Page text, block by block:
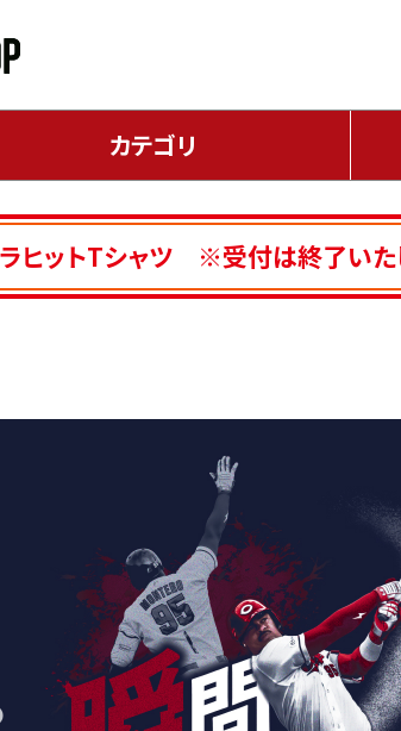
カテゴリ
ラヒットTシャツ ※受付は終了い